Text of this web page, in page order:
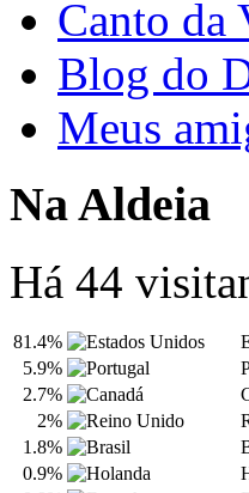
Canto da
Blog do
Meus
Na Aldeia
Há 44
81.4%
5.9%
2.7%
2%
1.8%
0.9%